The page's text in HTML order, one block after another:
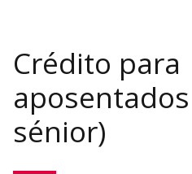
Crédito para
sénior)